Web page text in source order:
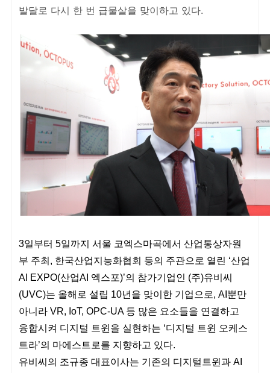
발달로 다시 한 번 급물살을 맞이하고 있다.
3일부터 5일까지 서울 코엑스마곡에서 산업통상자원
부 주최, 한국산업지능화협회 등의 주관으로 열린 ‘산업
AI EXPO(산업AI 엑스포)’의 참가기업인 (주)유비씨
(UVC)는 올해로 설립 10년을 맞이한 기업으로, AI뿐만
아니라 VR, IoT, OPC-UA 등 많은 요소들을 연결하고
융합시켜 디지털 트윈을 실현하는 ‘디지털 트윈 오케스
트라’의 마에스트로를 지향하고 있다.
유비씨의 조규종 대표이사는 기존의 디지털트윈과 AI